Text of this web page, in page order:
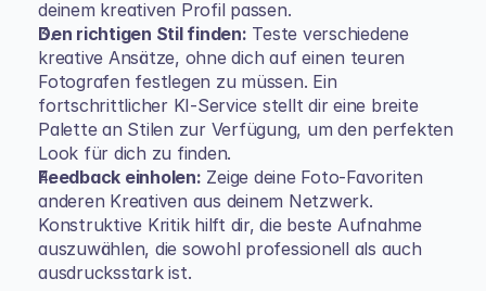
deinem kreativen Profil passen.
Den richtigen Stil finden: Teste verschiedene
kreative Ansätze, ohne dich auf einen teuren
Fotografen festlegen zu müssen. Ein
fortschrittlicher KI-Service stellt dir eine breite
Palette an Stilen zur Verfügung, um den perfekten
Look für dich zu finden.
Feedback einholen: Zeige deine Foto-Favoriten
anderen Kreativen aus deinem Netzwerk.
Konstruktive Kritik hilft dir, die beste Aufnahme
auszuwählen, die sowohl professionell als auch
ausdrucksstark ist.